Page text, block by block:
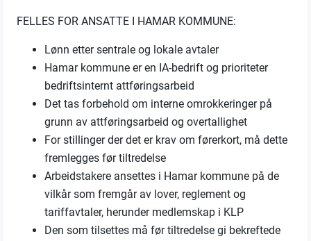
FELLES FOR ANSATTE I HAMAR KOMMUNE:
Lønn etter sentrale og lokale avtaler
Hamar kommune er en IA-bedrift og prioriteter
bedriftsinternt attføringsarbeid
Det tas forbehold om interne omrokkeringer på
grunn av attføringsarbeid og overtallighet
For stillinger der det er krav om førerkort, må dette
fremlegges før tiltredelse
Arbeidstakere ansettes i Hamar kommune på de
vilkår som fremgår av lover, reglement og
tariffavtaler, herunder medlemskap i KLP
Den som tilsettes må før tiltredelse gi bekreftede